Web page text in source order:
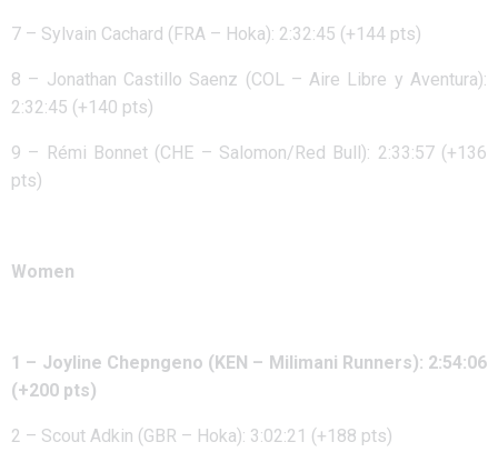
7 – Sylvain Cachard (FRA – Hoka): 2:32:45 (+144 pts)
8 – Jonathan Castillo Saenz (COL – Aire Libre y Aventura):
2:32:45 (+140 pts)
9 – Rémi Bonnet (CHE – Salomon/Red Bull): 2:33:57 (+136
pts)
Women
1 – Joyline Chepngeno (KEN – Milimani Runners): 2:54:06
(+200 pts)
2 – Scout Adkin (GBR – Hoka): 3:02:21 (+188 pts)